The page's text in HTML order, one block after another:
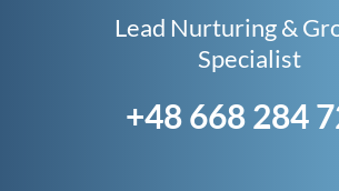
Lead Nurturing &
Specialist
+48 668 284